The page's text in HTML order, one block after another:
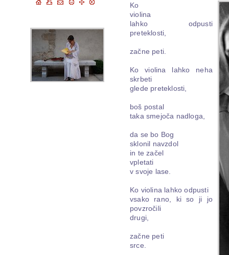
Ko
violina
lahko odpusti
preteklosti,
začne peti.
Ko violina lahko neha
skrbeti
glede preteklosti,
boš postal
taka smejoča nadloga,
da se bo Bog
sklonil navzdol
in te začel
vpletati
v svoje lase.
Ko violina lahko odpusti
vsako rano, ki so ji jo
povzročili
drugi,
začne peti
srce.